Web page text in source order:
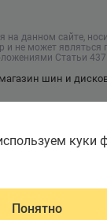
данном сайте,
и не может являться
Статьи
шин и
куки
Понятно